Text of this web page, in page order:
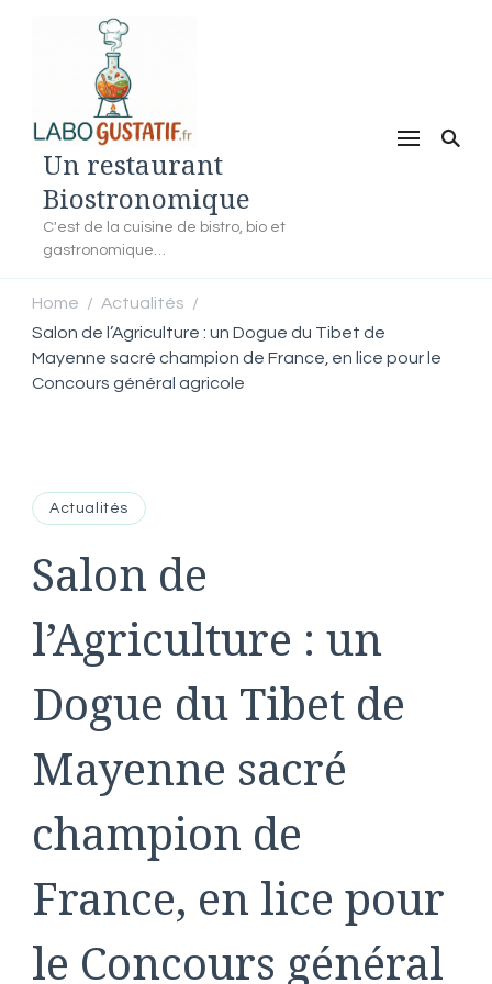
Un restaurant
Biostronomique
C'est de la cuisine de bistro, bio et
gastronomique…
Home / Actualités /
Salon de l’Agriculture : un Dogue du Tibet de
Mayenne sacré champion de France, en lice pour le
Concours général agricole
Actualités
Salon de
l’Agriculture : un
Dogue du Tibet de
Mayenne sacré
champion de
France, en lice pour
le Concours général